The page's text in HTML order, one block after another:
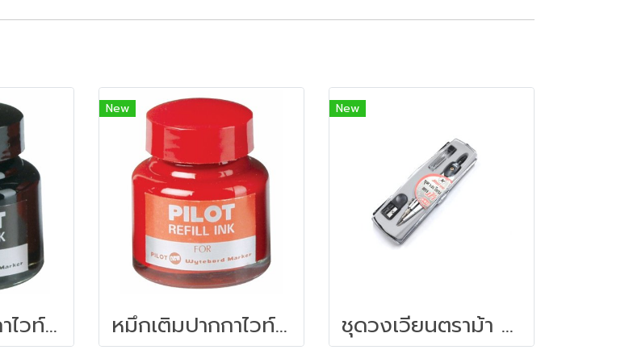
หมึกเติมปากกาไวท์บอร์ด 30 ซีซี. สีดำ ไพล็อต
New
หมึกเติมปากกาไวท์บอร์ด 30 ซีซี. สีแดง ไพล็อต
New
ชุดวงเวียนตราม้า H-813